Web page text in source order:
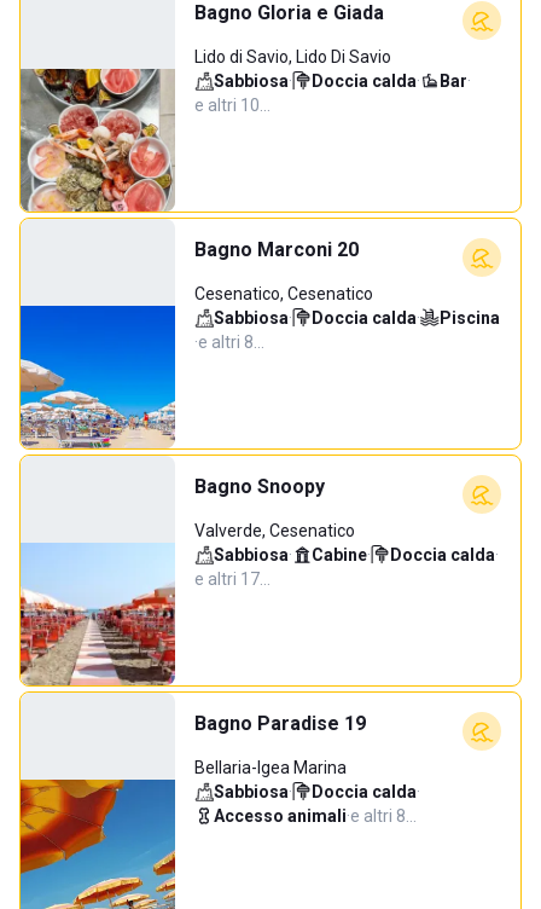
Bagno Gloria e Giada
Lido di Savio, Lido Di Savio
Sabbiosa· Doccia calda· Bar·
e altri 10…
Bagno Marconi 20
Cesenatico, Cesenatico
Sabbiosa· Doccia calda·
Piscina
·e altri 8…
Bagno Snoopy
Valverde, Cesenatico
Sabbiosa· Cabine· Doccia calda·
e altri 17…
Bagno Paradise 19
Bellaria-Igea Marina
Sabbiosa· Doccia calda·
Accesso animali·e altri 8…